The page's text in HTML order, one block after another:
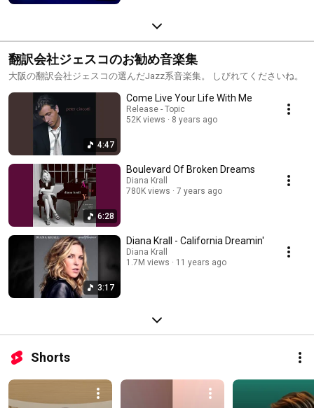
翻訳会社ジェスコのお勧め音楽集
大阪の翻訳会社ジェスコの選んだJazz系音楽集。 しびれてくださいね。
4:47
Come Live Your Life With Me
Release - Topic
52K views
8 years ago
6:28
Boulevard Of Broken Dreams
Diana Krall
780K views
7 years ago
3:17
Diana Krall - California Dreamin'
Diana Krall
1.7M views
11 years ago
Shorts